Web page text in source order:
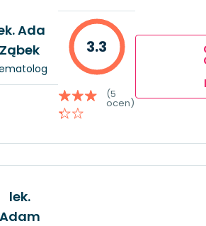
Ada
Ząbek
3.3
(5
ocen)
lek.
Adam